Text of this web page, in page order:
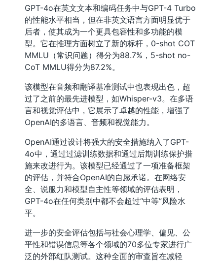
GPT-4o在英文文本和编码任务中与GPT-4 Turbo
的性能水平相当，但在非英文语言方面明显优于
后者，使其成为一个更具包容性和多功能的模
型。它在推理方面树立了新的标杆，0-shot COT
MMLU（常识问题）得分为88.7%，5-shot no-
CoT MMLU得分为87.2%。
该模型在音频和翻译基准测试中也表现出色，超
过了之前的最先进模型，如Whisper-v3。在多语
言和视觉评估中，它展示了卓越的性能，增强了
OpenAI的多语言、音频和视觉能力。
OpenAI通过设计将强大的安全措施纳入了GPT-
4o中，通过过滤训练数据和通过后期训练保护措
施来改进行为。该模型已经通过了一项准备框架
的评估，并符合OpenAI的自愿承诺。在网络安
全、说服力和模型自主性等领域的评估表明，
GPT-4o在任何类别中都不会超过“中等”风险水
平。
进一步的安全评估包括与社会心理学、偏见、公
平性和错误信息等各个领域的70多位专家进行广
泛的外部红队测试。这种全面的审查旨在减轻